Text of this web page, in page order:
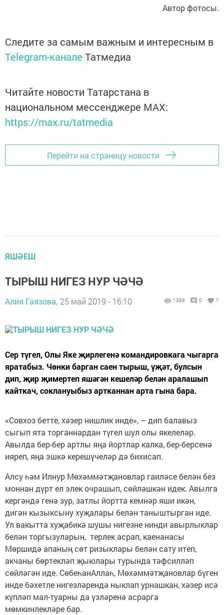
Автор фотосы.
Следите за самым важным и интересным в
Telegram-канале Татмедиа
Читайте новости Татарстана в
национальном мессенджере MАХ:
https://max.ru/tatmedia
Перейти на страницу новости
ЯШӘЕШ
ТЫРЫШ НИГЕЗ НУР ЧӘЧӘ
Алия Гаязова, 25 май 2019 - 16:10 1389 0 1
Сер түгел, Олы Яке җирлегенә командировкага чыгарга
яратабыз. Чөнки барган саен тырыш, үҗәт, булсын
дип, җир җимертеп яшәгән кешеләр белән аралашып
кайткач, соклануыбыз артканнан арта гына бара.
«Совхоз бетте, хәзер нишлик инде», – дип балавыз
сыгып ята торганнардан түгел шул олы якелеләр.
Авылда бер-бер артлы яңа йортлар калка, бер-берсенә
ияреп, яңа эшкә керешүчеләр дә бихисап.
Алсу һәм Илнур Мөхәммәтҗановлар гаиләсе белән без
моннан дүрт ел элек очрашып, сөйләшкән идек. Авылга
кергәндә генә зур, затлы йортта кемнәр яши икән,
дигән кызыксыну хуҗалары белән таныштырган иде.
Ул вакытта хуҗабикә шушы нигезне нинди авырлыклар
белән торгызуларын, терлек асрап, каенанасы
Мөршидә апаның сөт ризыклары белән сату итеп,
акчаны бөртекләп җыюлары турында тәфсилләп
сөйләгән иде. СөбеһанАллаһ, Мөхәммәтҗановлар бүген
инде бәхетле нигезләрендә ныклап урнашкан, хәзер исә
күпләп мал-туарны да үзләренә асрарга
мөмкинлекләре бар.